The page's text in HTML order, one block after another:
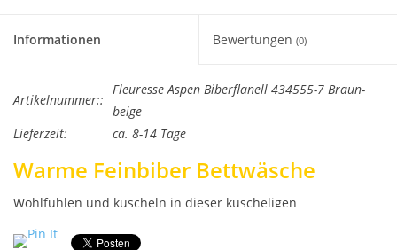
Tel.0049(0)7322-919376
Blog-Aktuelles
Marken
Informationen Bewertungen (0)
Artikelnummer::
Fleuresse Aspen Biberflanell 434555-7 Braun-
beige
Lieferzeit:
ca. 8-14 Tage
Warme Feinbiber Bettwäsche
Wohlfühlen und kuscheln in dieser kuscheligen
Flanellbettwäsche von Fleuresse.